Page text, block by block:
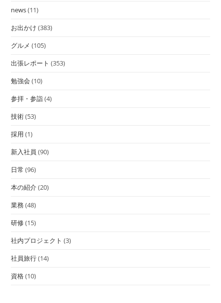
news(11)
お出かけ (383)
グルメ (105)
出張レポート (353)
勉強会 (10)
参拝・参詣(4)
技術(53)
採用 (1)
新入社員 (90)
日常 (96)
本の紹介(20)
業務(48)
研修(15)
社内プロジェクト (3)
社員旅行(14)
資格(10)